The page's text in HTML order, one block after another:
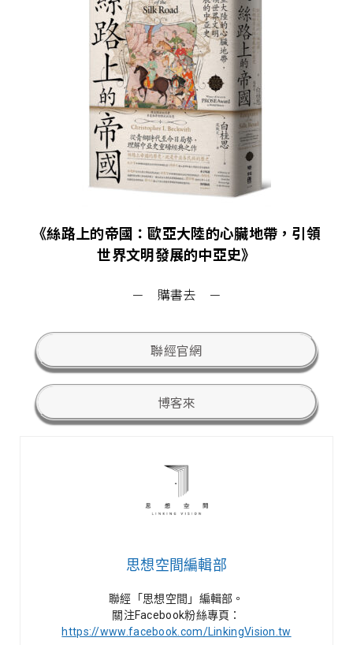
《絲路上的帝國：歐亞大陸的心臟地帶，引領
世界文明發展的中亞史》
－ 購書去 －
聯經官網
博客來
思想空間編輯部
聯經「思想空間」編輯部。
關注Facebook粉絲專頁：
https://www.facebook.com/LinkingVision.tw